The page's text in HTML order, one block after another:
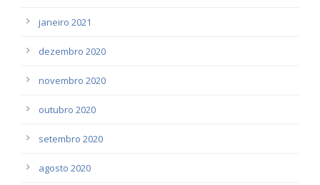
janeiro 2021
dezembro 2020
novembro 2020
outubro 2020
setembro 2020
agosto 2020